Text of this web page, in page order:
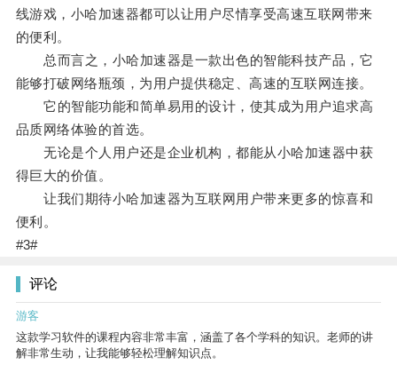
线游戏，小哈加速器都可以让用户尽情享受高速互联网带来
的便利。
总而言之，小哈加速器是一款出色的智能科技产品，它
能够打破网络瓶颈，为用户提供稳定、高速的互联网连接。
它的智能功能和简单易用的设计，使其成为用户追求高
品质网络体验的首选。
无论是个人用户还是企业机构，都能从小哈加速器中获
得巨大的价值。
让我们期待小哈加速器为互联网用户带来更多的惊喜和
便利。
#3#
评论
游客
这款学习软件的课程内容非常丰富，涵盖了各个学科的知识。老师的讲
解非常生动，让我能够轻松理解知识点。